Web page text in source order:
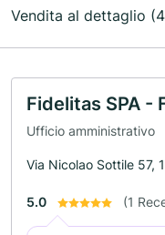
Vendita al dettaglio
Fidelitas SPA -
Ufficio amministrativo
Via Nicolao Sottile 57,
5.0 (1